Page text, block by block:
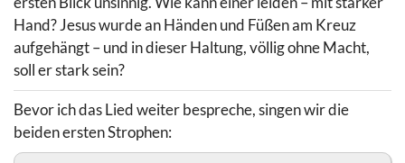
Hand? Jesus wurde an Händen und Füßen am Kreuz
aufgehängt – und in dieser Haltung, völlig ohne Macht,
soll er stark sein?
Bevor ich das Lied weiter bespreche, singen wir die
beiden ersten Strophen: